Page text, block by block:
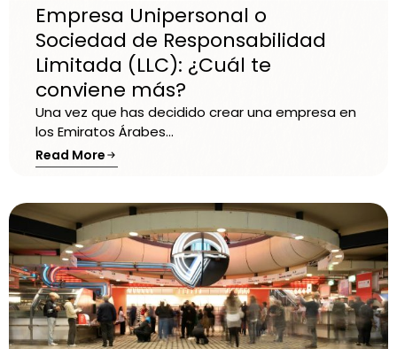
Empresa Unipersonal o
Sociedad de Responsabilidad
Limitada (LLC): ¿Cuál te
conviene más?
Una vez que has decidido crear una empresa en
los Emiratos Árabes...
Read More